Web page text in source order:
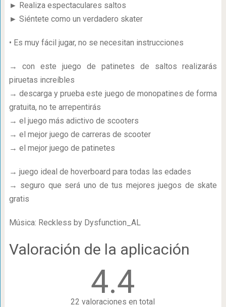
► Realiza espectaculares saltos
► Siéntete como un verdadero skater
• Es muy fácil jugar, no se necesitan instrucciones
→ con este juego de patinetes de saltos realizarás
piruetas increíbles
→ descarga y prueba este juego de monopatines de forma
gratuita, no te arrepentirás
→ el juego más adictivo de scooters
→ el mejor juego de carreras de scooter
→ el mejor juego de patinetes
→ juego ideal de hoverboard para todas las edades
→ seguro que será uno de tus mejores juegos de skate
gratis
Música: Reckless by Dysfunction_AL
Valoración de la aplicación
4.4
22 valoraciones en total